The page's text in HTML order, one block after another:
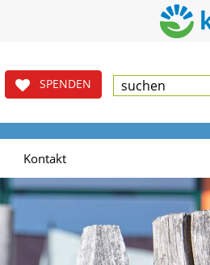
SPENDEN
Kontakt